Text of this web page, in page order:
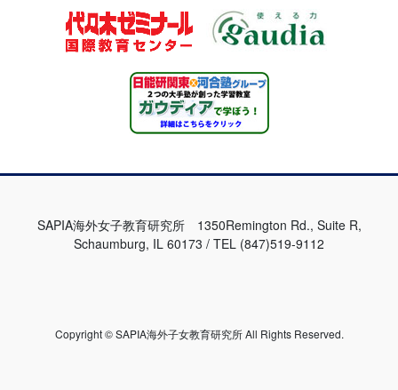
SAPIA海外女子教育研究所 1350Remington Rd., Suite R,
Schaumburg, IL 60173 / TEL (847)519-9112
Copyright © SAPIA海外子女教育研究所 All Rights Reserved.